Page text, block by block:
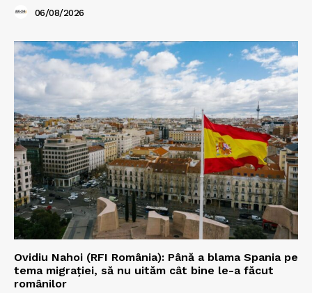
06/08/2026
Ovidiu Nahoi (RFI România): Până a blama Spania pe
tema migrației, să nu uităm cât bine le-a făcut
românilor